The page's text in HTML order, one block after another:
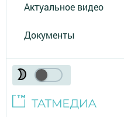
Актуальное видео
Документы